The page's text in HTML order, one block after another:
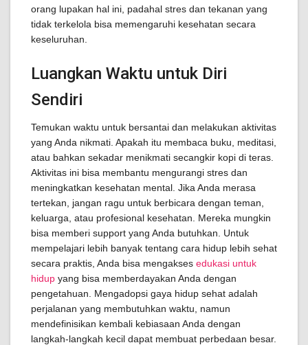
orang lupakan hal ini, padahal stres dan tekanan yang
tidak terkelola bisa memengaruhi kesehatan secara
keseluruhan.
Luangkan Waktu untuk Diri
Sendiri
Temukan waktu untuk bersantai dan melakukan aktivitas
yang Anda nikmati. Apakah itu membaca buku, meditasi,
atau bahkan sekadar menikmati secangkir kopi di teras.
Aktivitas ini bisa membantu mengurangi stres dan
meningkatkan kesehatan mental. Jika Anda merasa
tertekan, jangan ragu untuk berbicara dengan teman,
keluarga, atau profesional kesehatan. Mereka mungkin
bisa memberi support yang Anda butuhkan. Untuk
mempelajari lebih banyak tentang cara hidup lebih sehat
secara praktis, Anda bisa mengakses edukasi untuk
hidup yang bisa memberdayakan Anda dengan
pengetahuan. Mengadopsi gaya hidup sehat adalah
perjalanan yang membutuhkan waktu, namun
mendefinisikan kembali kebiasaan Anda dengan
langkah-langkah kecil dapat membuat perbedaan besar.